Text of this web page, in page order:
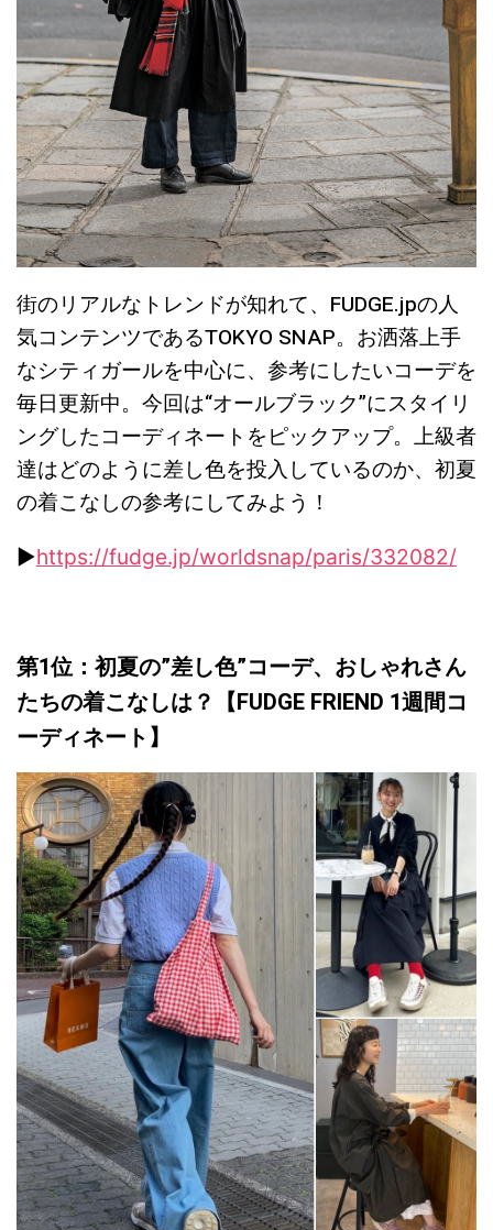
街のリアルなトレンドが知れて、FUDGE.jpの人
気コンテンツであるTOKYO SNAP。お洒落上手
なシティガールを中心に、参考にしたいコーデを
毎日更新中。今回は“オールブラック”にスタイリ
ングしたコーディネートをピックアップ。上級者
達はどのように差し色を投入しているのか、初夏
の着こなしの参考にしてみよう！
▶︎https://fudge.jp/worldsnap/paris/332082/
第1位：初夏の”差し色”コーデ、おしゃれさん
たちの着こなしは？【FUDGE FRIEND 1週間コ
ーディネート】